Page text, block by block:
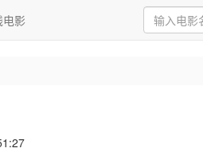
影